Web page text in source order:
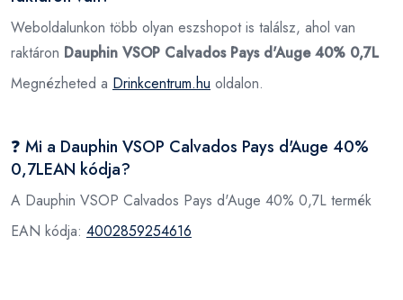
Weboldalunkon több olyan eszshopot is találsz, ahol van
raktáron Dauphin VSOP Calvados Pays d'Auge 40% 0,7L
Megnézheted a Drinkcentrum.hu oldalon.
❓ Mi a Dauphin VSOP Calvados Pays d'Auge 40%
0,7LEAN kódja?
A Dauphin VSOP Calvados Pays d'Auge 40% 0,7L termék
EAN kódja: 4002859254616